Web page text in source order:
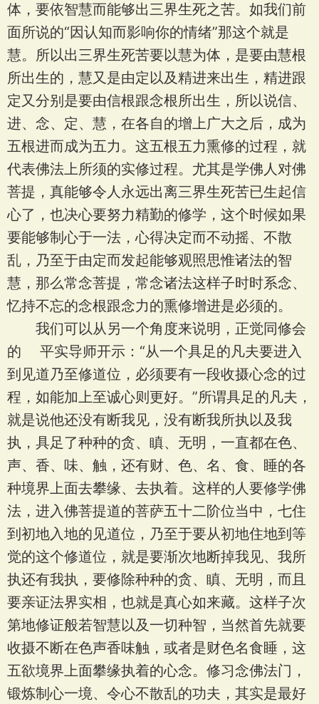
体，要依智慧而能够出三界生死之苦。如我们前
面所说的“因认知而影响你的情绪”那这个就是
慧。所以出三界生死苦要以慧为体，是要由慧根
所出生的，慧又是由定以及精进来出生，精进跟
定又分别是要由信根跟念根所出生，所以说信、
进、念、定、慧，在各自的增上广大之后，成为
五根进而成为五力。这五根五力熏修的过程，就
代表佛法上所须的实修过程。尤其是学佛人对佛
菩提，真能够令人永远出离三界生死苦已生起信
心了，也决心要努力精勤的修学，这个时候如果
要能够制心于一法，心得决定而不动摇、不散
乱，乃至于由定而发起能够观照思惟诸法的智
慧，那么常念菩提，常念诸法这样子时时系念、
忆持不忘的念根跟念力的熏修增进是必须的。
我们可以从另一个角度来说明，正觉同修会
的 平实导师开示：“从一个具足的凡夫要进入
到见道乃至修道位，必须要有一段收摄心念的过
程，如能加上至诚心则更好。”所谓具足的凡夫，
就是说他还没有断我见，没有断我所执以及我
执，具足了种种的贪、瞋、无明，一直都在色、
声、香、味、触，还有财、色、名、食、睡的各
种境界上面去攀缘、去执着。这样的人要修学佛
法，进入佛菩提道的菩萨五十二阶位当中，七住
到初地入地的见道位，乃至于要从初地住地到等
觉的这个修道位，就是要渐次地断掉我见、我所
执还有我执，要修除种种的贪、瞋、无明，而且
要亲证法界实相，也就是真心如来藏。这样子次
第地修证般若智慧以及一切种智，当然首先就要
收摄不断在色声香味触，或者是财色名食睡，这
五欲境界上面攀缘执着的心念。修习念佛法门，
锻炼制心一境、令心不散乱的功夫，其实是最好